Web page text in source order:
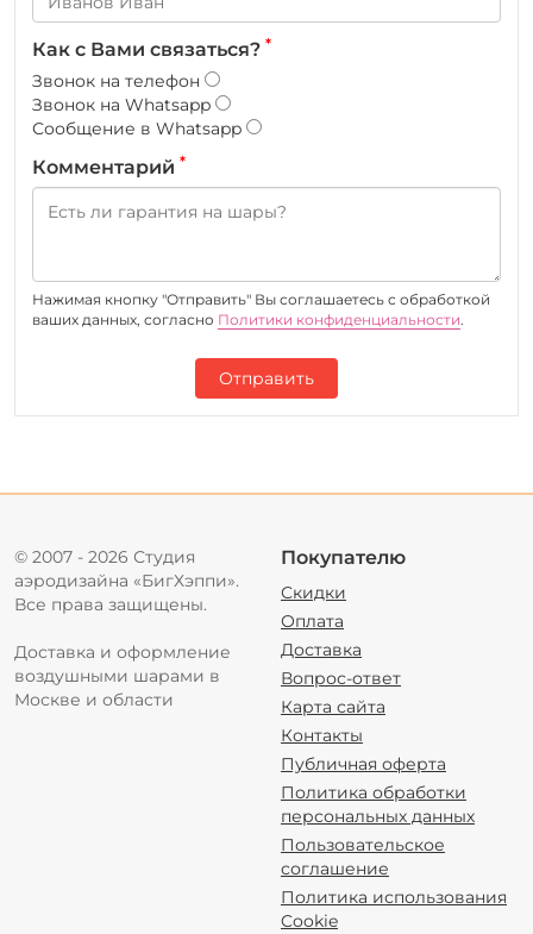
Как с Вами связаться? *
Звонок на телефон
Звонок на Whatsapp
Сообщение в Whatsapp
Комментарий *
Нажимая кнопку "Отправить" Вы соглашаетесь c обработкой
ваших данных, согласно Политики конфиденциальности.
Отправить
© 2007 - 2026 Студия
аэродизайна «БигХэппи».
Все права защищены.
Доставка и оформление
воздушными шарами в
Москве и области
Покупателю
Скидки
Оплата
Доставка
Вопрос-ответ
Карта сайта
Контакты
Публичная оферта
Политика обработки
персональных данных
Пользовательское
соглашение
Политика использования
Cookie